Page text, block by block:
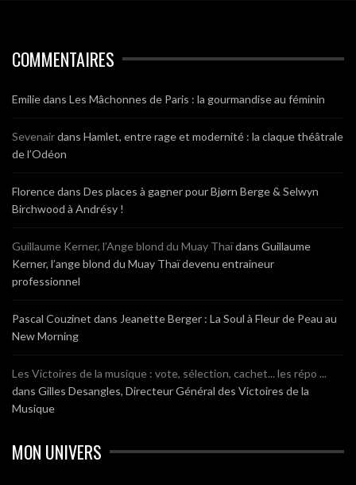
COMMENTAIRES
Emiliedans Les Mâchonnes de Paris : la gourmandise au féminin
Sevenairdans Hamlet, entre rage et modernité : la claque théâtrale
de l’Odéon
Florencedans Des places à gagner pour Bjørn Berge & Selwyn
Birchwood à Andrésy !
Guillaume Kerner, l’Ange blond du Muay Thaïdans Guillaume
Kerner, l’ange blond du Muay Thaï devenu entraineur
professionnel
Pascal Couzinet dans Jeanette Berger : La Soul à Fleur de Peau au
New Morning
Les Victoires de la musique : vote, sélection, cachet... les répo ...
dans Gilles Desangles, Directeur Général des Victoires de la
Musique
MON UNIVERS